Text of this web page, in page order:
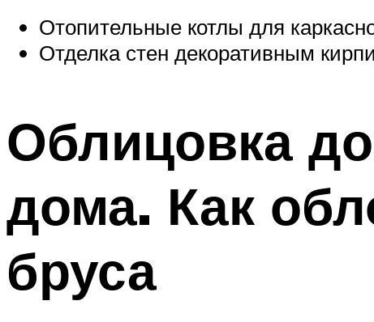
Отопительные котлы для
Отделка стен декоративным
Облицовка
дома. Как
бруса